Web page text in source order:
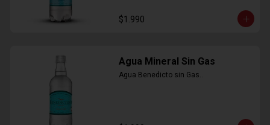
$1.990
Agua Mineral Sin Gas
Agua Benedicto sin Gas..